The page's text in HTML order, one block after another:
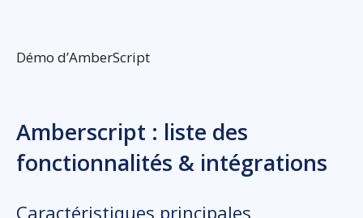
Démo d’AmberScript
Amberscript : liste des
fonctionnalités & intégrations
Caractéristiques principales